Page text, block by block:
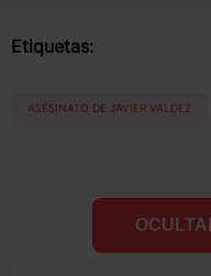
Etiquetas:
ASESINATO DE JAVIER VALDEZ